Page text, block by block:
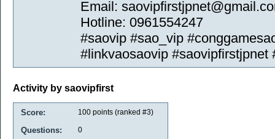
Email:
Hotline: 0961554247
#saovip #sao_vip
#linkvaosaovip #saovipfirstjpnet
Activity by saovipfirst
Score: 100 points (ranked #3)
Questions: 0